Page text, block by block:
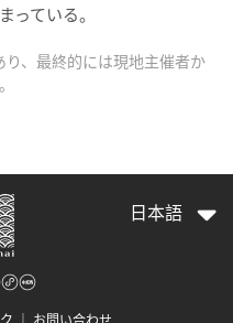
っている。
、最終的には現地主催者か
日本語